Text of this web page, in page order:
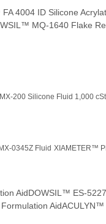
4004 ID Silicone
MQ-1640 Flake
200 Silicone Fluid 1,000 cSt
0345Z Fluid XIAMETER™
AidDOWSIL™ ES-
AidACULYN™